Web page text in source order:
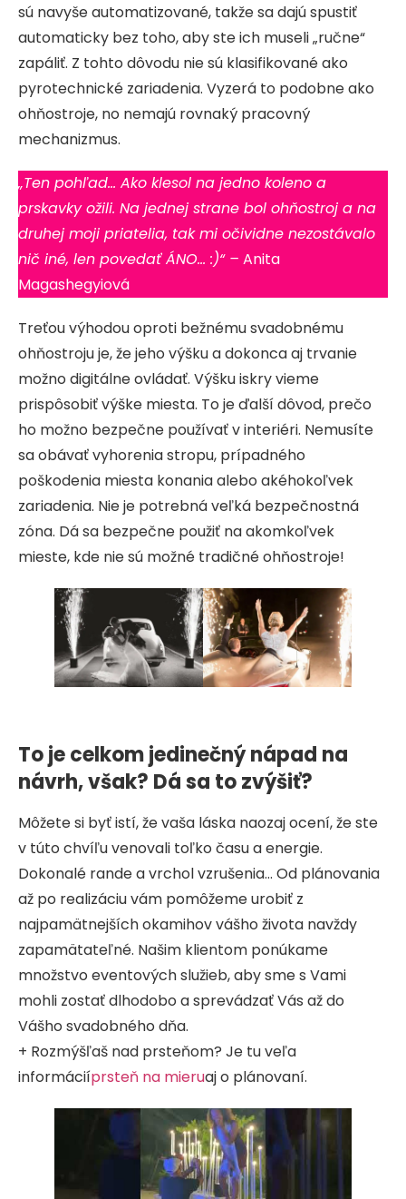
sú navyše automatizované, takže sa dajú spustiť
automaticky bez toho, aby ste ich museli „ručne“
zapáliť. Z tohto dôvodu nie sú klasifikované ako
pyrotechnické zariadenia. Vyzerá to podobne ako
ohňostroje, no nemajú rovnaký pracovný
mechanizmus.
„Ten pohľad… Ako klesol na jedno koleno a
prskavky ožili. Na jednej strane bol ohňostroj a na
druhej moji priatelia, tak mi očividne nezostávalo
nič iné, len povedať ÁNO… :)“ – Anita
Magashegyiová
Treťou výhodou oproti bežnému svadobnému
ohňostroju je, že jeho výšku a dokonca aj trvanie
možno digitálne ovládať. Výšku iskry vieme
prispôsobiť výške miesta. To je ďalší dôvod, prečo
ho možno bezpečne používať v interiéri. Nemusíte
sa obávať vyhorenia stropu, prípadného
poškodenia miesta konania alebo akéhokoľvek
zariadenia. Nie je potrebná veľká bezpečnostná
zóna. Dá sa bezpečne použiť na akomkoľvek
mieste, kde nie sú možné tradičné ohňostroje!
To je celkom jedinečný nápad na
návrh, však? Dá sa to zvýšiť?
Môžete si byť istí, že vaša láska naozaj ocení, že ste
v túto chvíľu venovali toľko času a energie.
Dokonalé rande a vrchol vzrušenia… Od plánovania
až po realizáciu vám pomôžeme urobiť z
najpamätnejších okamihov vášho života navždy
zapamätateľné. Našim klientom ponúkame
množstvo eventových služieb, aby sme s Vami
mohli zostať dlhodobo a sprevádzať Vás až do
Vášho svadobného dňa.
+ Rozmýšľaš nad prsteňom? Je tu veľa
informáciíprsteň na mieruaj o plánovaní.